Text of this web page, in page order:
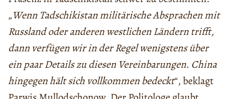
„Wenn Tadschikistan militärische Absprachen mit
Russland oder anderen westlichen Ländern trifft,
dann verfügen wir in der Regel wenigstens über
ein paar Details zu diesen Vereinbarungen. China
hingegen hält sich vollkommen bedeckt“, beklagt